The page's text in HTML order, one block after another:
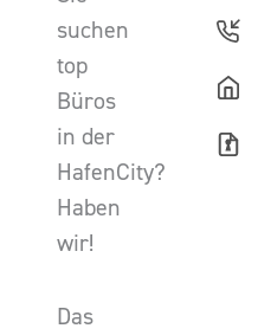
suchen
top
Büros
in der
HafenCity?
Haben
wir!
Das